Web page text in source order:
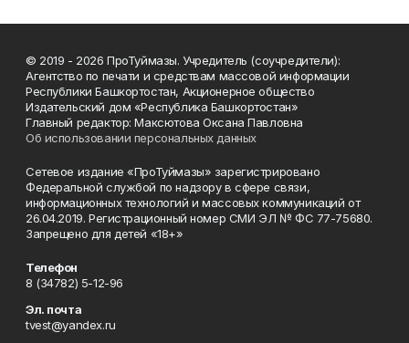
© 2019 - 2026 ПроТуймазы. Учредитель (соучредители):
Агентство по печати и средствам массовой информации
Республики Башкортостан, Акционерное общество
Издательский дом «Республика Башкортостан»
Главный редактор: Максютова Оксана Павловна
Об использовании персональных данных
Сетевое издание «ПроТуймазы» зарегистрировано
Федеральной службой по надзору в сфере связи,
информационных технологий и массовых коммуникаций от
26.04.2019. Регистрационный номер СМИ ЭЛ № ФС 77-75680.
Запрещено для детей «18+»
Телефон
8 (34782) 5-12-96
Эл. почта
tvest@yandex.ru